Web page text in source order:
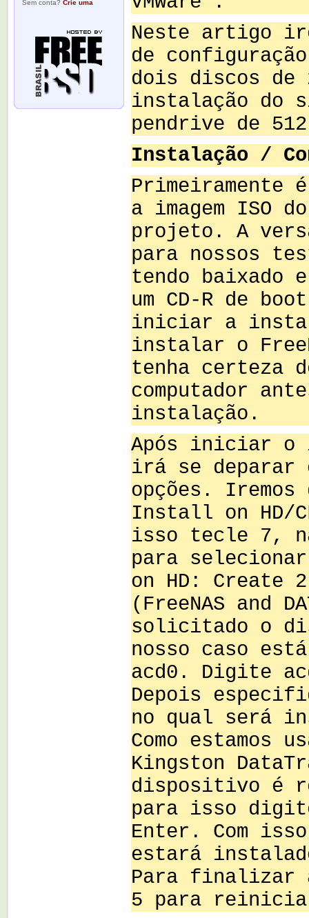
Sem conta? Crie uma
Neste artigo
de configuração
dois discos de
instalação do
pendrive de
Instalação /
Primeiramente
a imagem ISO
projeto. A
para nossos
tendo baixado
um CD-R de
iniciar a
instalar o
tenha certeza
computador
instalação.
Após iniciar o
irá se deparar
opções.
Install on HD/
isso tecle 7,
para
on HD: Create
(FreeNAS and
solicitado o
nosso caso
acd0. Digite
Depois
no qual será
Como estamos
Kingston
dispositivo é
para isso
Enter. Com
estará
Para finalizar
5 para